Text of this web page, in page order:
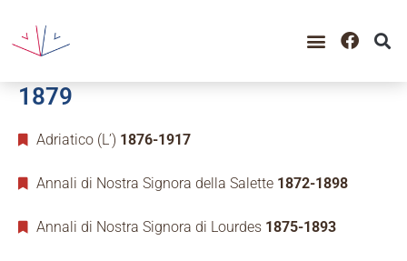
1879
Adriatico (L’) 1876-1917
Annali di Nostra Signora della Salette 1872-1898
Annali di Nostra Signora di Lourdes 1875-1893